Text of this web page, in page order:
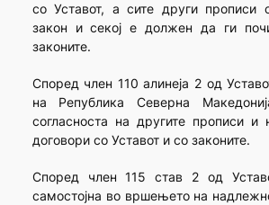
со Уставот, а сите други прописи
закон и секој е должен да ги
законите.
Според член 110 алинеја 2 од
на Република Северна
согласноста на другите прописи и
договори со Уставот и со законите.
Според член 115 став 2 од
самостојна во вршењето на